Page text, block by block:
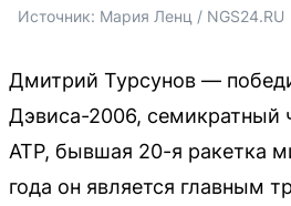
Источник: Мария Ленц / NGS24.RU
Дмитрий Турсунов —
Дэвиса-2006, семикратный
ATP, бывшая 20-я ракетка
года он является главным